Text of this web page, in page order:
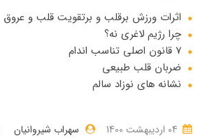
اثرات ورزش برقلب و برتقویت قلب و عروق
چرا رژیم لاغری نه؟
7 قانون اصلی تناسب اندام
ضربان قلب طبیعی
نشانه های نوزاد سالم
سهراب شیروانیان